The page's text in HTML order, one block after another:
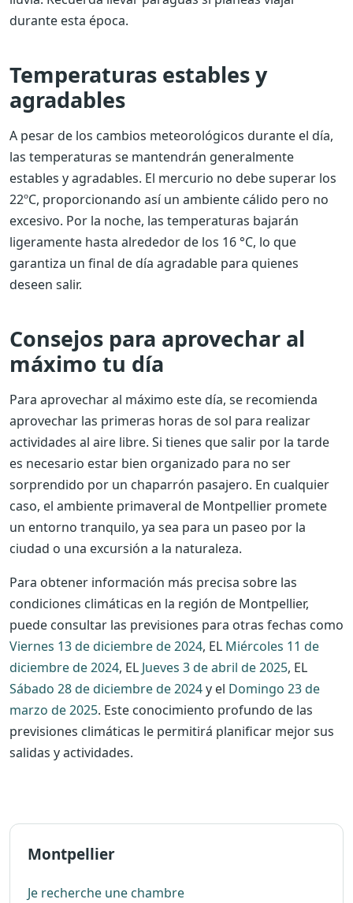
durante esta época.
Temperaturas estables y
agradables
A pesar de los cambios meteorológicos durante el día,
las temperaturas se mantendrán generalmente
estables y agradables. El mercurio no debe superar los
22ºC, proporcionando así un ambiente cálido pero no
excesivo. Por la noche, las temperaturas bajarán
ligeramente hasta alrededor de los 16 °C, lo que
garantiza un final de día agradable para quienes
deseen salir.
Consejos para aprovechar al
máximo tu día
Para aprovechar al máximo este día, se recomienda
aprovechar las primeras horas de sol para realizar
actividades al aire libre. Si tienes que salir por la tarde
es necesario estar bien organizado para no ser
sorprendido por un chaparrón pasajero. En cualquier
caso, el ambiente primaveral de Montpellier promete
un entorno tranquilo, ya sea para un paseo por la
ciudad o una excursión a la naturaleza.
Para obtener información más precisa sobre las
condiciones climáticas en la región de Montpellier,
puede consultar las previsiones para otras fechas como
Viernes 13 de diciembre de 2024, EL Miércoles 11 de
diciembre de 2024, EL Jueves 3 de abril de 2025, EL
Sábado 28 de diciembre de 2024y el Domingo 23 de
marzo de 2025. Este conocimiento profundo de las
previsiones climáticas le permitirá planificar mejor sus
salidas y actividades.
Montpellier
Je recherche une chambre